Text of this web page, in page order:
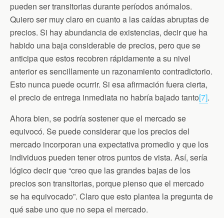
pueden ser transitorias durante períodos anómalos.
Quiero ser muy claro en cuanto a las caídas abruptas de
precios. Si hay abundancia de existencias, decir que ha
habido una baja considerable de precios, pero que se
anticipa que estos recobren rápidamente a su nivel
anterior es sencillamente un razonamiento contradictorio.
Esto nunca puede ocurrir. Si esa afirmación fuera cierta,
el precio de entrega inmediata no habría bajado tanto[7].
Ahora bien, se podría sostener que el mercado se
equivocó. Se puede considerar que los precios del
mercado incorporan una expectativa promedio y que los
individuos pueden tener otros puntos de vista. Así, sería
lógico decir que “creo que las grandes bajas de los
precios son transitorias, porque pienso que el mercado
se ha equivocado”. Claro que esto plantea la pregunta de
qué sabe uno que no sepa el mercado.